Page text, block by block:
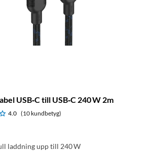
USB‑C till USB‑C 240 W 2m
4.0 (10 kundbetyg)
laddning upp till 240 W